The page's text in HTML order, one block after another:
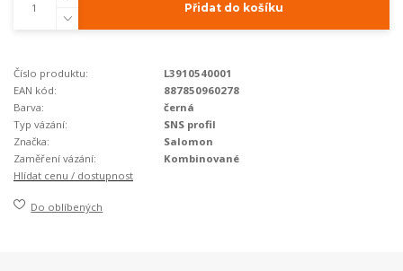
Přidat do košíku
Číslo produktu:
L3910540001
EAN kód:
887850960278
Barva:
černá
Typ vázání:
SNS profil
Značka:
Salomon
Zaměření vázání:
Kombinované
Hlídat cenu / dostupnost
Do oblíbených